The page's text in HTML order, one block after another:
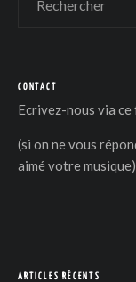
CONTACT
Ecrivez-nous via ce
(si on ne vous
aimé votre musique)
ARTICLES RÉCENTS